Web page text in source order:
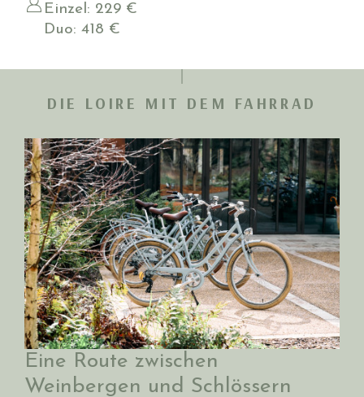
Einzel: 229 €
Duo: 418 €
DIE LOIRE MIT DEM FAHRRAD
Eine Route zwischen
Weinbergen und Schlössern